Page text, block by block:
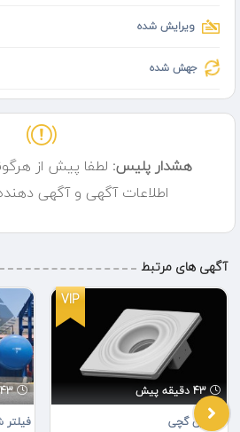
ویرایش شده
جهش شده
هشدار پلیس: لطفا پیش از
اطلاعات آگهی و آگهی
آگهی های مرتبط
43 دقیقه پیش
VIP
43 دقیقه پیش
هالوژن گچی